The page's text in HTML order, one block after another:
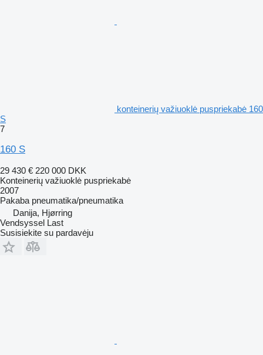
konteinerių važiuoklė puspriekabė 160
S
7
160 S
29 430 € 220 000 DKK
Konteinerių važiuoklė puspriekabė
2007
Pakaba pneumatika/pneumatika
Danija, Hjørring
Vendsyssel Last
Susisiekite su pardavėju